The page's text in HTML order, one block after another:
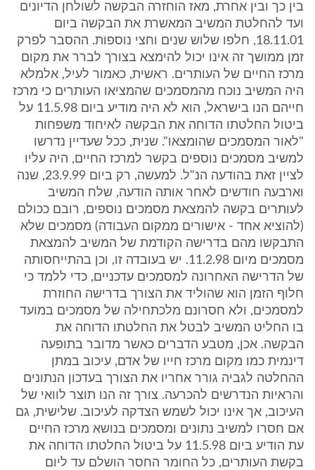
בין כך ובין אחרת, מאז הוחזרה הבקשה לשולחן הדיונים
ועד להחלטת המשיב המאשרת את הבקשה ביום
18.11.01, חלפו שלוש שנים וחצי נוספות. ההסבר לפרק
זמן ממושך זה אינו יכול להימצא בצורך לברר את מקום
מרכז החיים של העותרים. ראשית, כאמור לעיל, אלמלא
היה המשיב נוכח מהמסמכים שהמציאו העותרים כי מרכז
חייהם הנו בישראל, הוא לא היה מודיע ביום 11.5.98 על
ביטול החלטתו הדוחה את הבקשה לאיחוד משפחות
"לאור המסמכים שהומצאו". שנית, ככל שעדיין נדרשו
למשיב מסמכים נוספים בקשר למרכז החיים, היה עליו
לציין זאת בהודעה הנ"ל. למעשה, רק ביום 23.9.99, שנה
וארבעה חודשים לאחר אותה הודעה, שלח המשיב
לעותרים בקשה להמצאת מסמכים נוספים, רובם ככולם
(להוציא אחד - אישורים ממקום העבודה) מסמכים שלא
התבקשו מהם בדרישה הקודמת של המשיב להמצאת
מסמכים מיום 11.2.98. יש בעובדה זו, וכן בהתייחסותה
של הדרישה האחרונה למסמכים עדכניים, כדי ללמד כי
חלוף הזמן הוא שהוליד את הצורך בדרישה החוזרת
למסמכים, ולא חסרונם מלכתחילה של מסמכים במועד
בו החליט המשיב לבטל את החלטתו הדוחה את
הבקשה. אכן, מטבע הדברים כאשר מדובר בתופעה
דינמית כמו מקום מרכז חייו של אדם, עיכוב במתן
ההחלטה לגביה גורר אחריו את הצורך בעדכון הנתונים
והראיות הנדרשים להכרעה. צורך זה הנו תוצר לוואי של
העיכוב, אך אינו יכול לשמש הצדקה לעיכוב. שלישית, גם
אם חסרו למשיב נתונים ומסמכים בנושא מרכז החיים
עת הודיע ביום 11.5.98 על ביטול החלטתו הדוחה את
בקשת העותרים, כל החומר החסר הושלם עד ליום